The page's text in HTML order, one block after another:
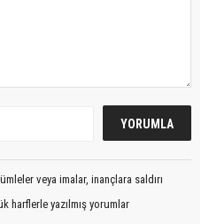
veya imalar, inançlara saldırı
harflerle yazılmış yorumlar